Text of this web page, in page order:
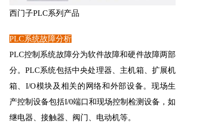
西门子PLC系列 产品
PLC系统故障分析
PLC控制系统故障分为软件故障和硬件故障两部
分。PLC系统包括中央处理器、主机箱、扩展机
箱、I/O模块及相关的网络和外部设备。现场生
产控制设备包括I/0端口和现场控制检测设备，如
继电器、接触器、阀门、电动机等。